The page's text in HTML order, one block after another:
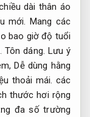
dài thân áo
mới.
Mang các
bao giờ độ tuổi
Tôn dáng. Lưu ý
Dễ dùng hằng
thoải mái. các
thước hơi rộng
đa số trường